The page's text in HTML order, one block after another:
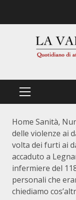
PRIMÄRES
Home Sanità,
delle violenze ai
volta dei furti ai
accaduto a
infermiere del
personali che
chiediamo